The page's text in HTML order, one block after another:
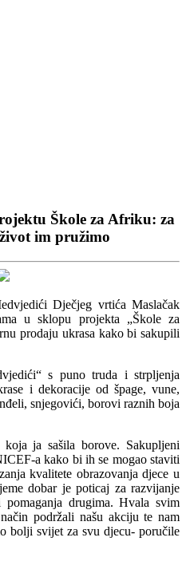
Škole za Afriku: za
im pružimo
Dječjeg vrtića Maslačak
u sklopu projekta „Škole za
prodaju ukrasa kako bi sakupili
s puno truda i strpljenja
i dekoracije od špage, vune,
snjegovići, borovi raznih boja
ja sašila borove. Sakupljeni
a kako bi ih se mogao staviti
kvalitete obrazovanja djece u
dobar je poticaj za razvijanje
pomaganja drugima. Hvala svim
podržali našu akciju te nam
bolji svijet za svu djecu- poručile